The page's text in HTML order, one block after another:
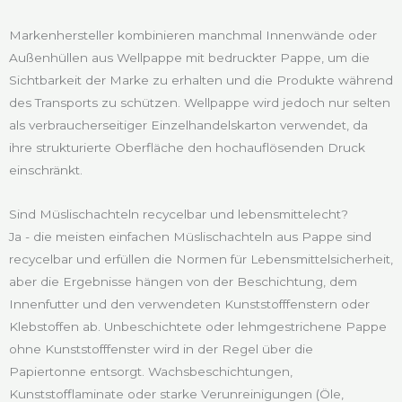
Markenhersteller kombinieren manchmal Innenwände oder
Außenhüllen aus Wellpappe mit bedruckter Pappe, um die
Sichtbarkeit der Marke zu erhalten und die Produkte während
des Transports zu schützen. Wellpappe wird jedoch nur selten
als verbraucherseitiger Einzelhandelskarton verwendet, da
ihre strukturierte Oberfläche den hochauflösenden Druck
einschränkt.
Sind Müslischachteln recycelbar und lebensmittelecht?
Ja - die meisten einfachen Müslischachteln aus Pappe sind
recycelbar und erfüllen die Normen für Lebensmittelsicherheit,
aber die Ergebnisse hängen von der Beschichtung, dem
Innenfutter und den verwendeten Kunststofffenstern oder
Klebstoffen ab. Unbeschichtete oder lehmgestrichene Pappe
ohne Kunststofffenster wird in der Regel über die
Papiertonne entsorgt. Wachsbeschichtungen,
Kunststofflaminate oder starke Verunreinigungen (Öle,